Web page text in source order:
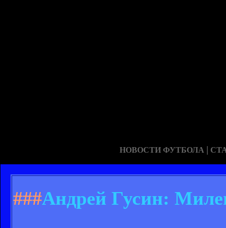
НОВОСТИ ФУТБОЛА |
###Андрей Гусин: